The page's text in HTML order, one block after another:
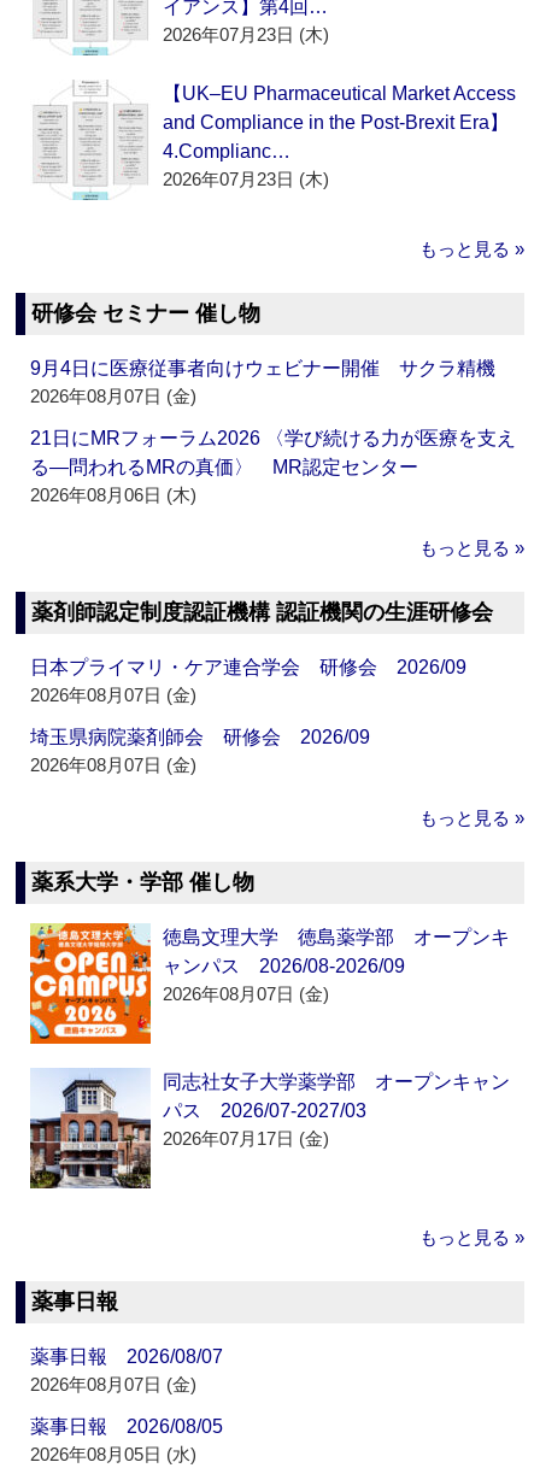
イアンス】第4回…
2026年07月23日 (木)
【UK–EU Pharmaceutical Market Access
and Compliance in the Post-Brexit Era】
4.Complianc…
2026年07月23日 (木)
もっと見る »
研修会 セミナー 催し物
9月4日に医療従事者向けウェビナー開催 サクラ精機
2026年08月07日 (金)
21日にMRフォーラム2026 〈学び続ける力が医療を支え
る―問われるMRの真価〉 MR認定センター
2026年08月06日 (木)
もっと見る »
薬剤師認定制度認証機構 認証機関の生涯研修会
日本プライマリ・ケア連合学会 研修会 2026/09
2026年08月07日 (金)
埼玉県病院薬剤師会 研修会 2026/09
2026年08月07日 (金)
もっと見る »
薬系大学・学部 催し物
徳島文理大学 徳島薬学部 オープンキ
ャンパス 2026/08-2026/09
2026年08月07日 (金)
同志社女子大学薬学部 オープンキャン
パス 2026/07-2027/03
2026年07月17日 (金)
もっと見る »
薬事日報
薬事日報 2026/08/07
2026年08月07日 (金)
薬事日報 2026/08/05
2026年08月05日 (水)